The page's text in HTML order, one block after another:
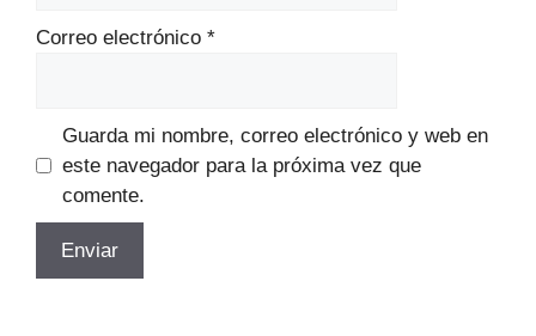
Correo electrónico *
Guarda mi nombre, correo electrónico y web en
este navegador para la próxima vez que
comente.